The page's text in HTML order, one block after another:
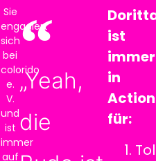
Sie
engagiert
sich
bei
colorido
e.
V.
und
ist
immer
auf
„Yeah,
die
ist
immer
in
Action
für: